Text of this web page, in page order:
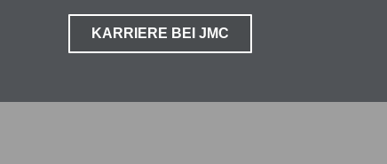
KARRIERE BEI JMC